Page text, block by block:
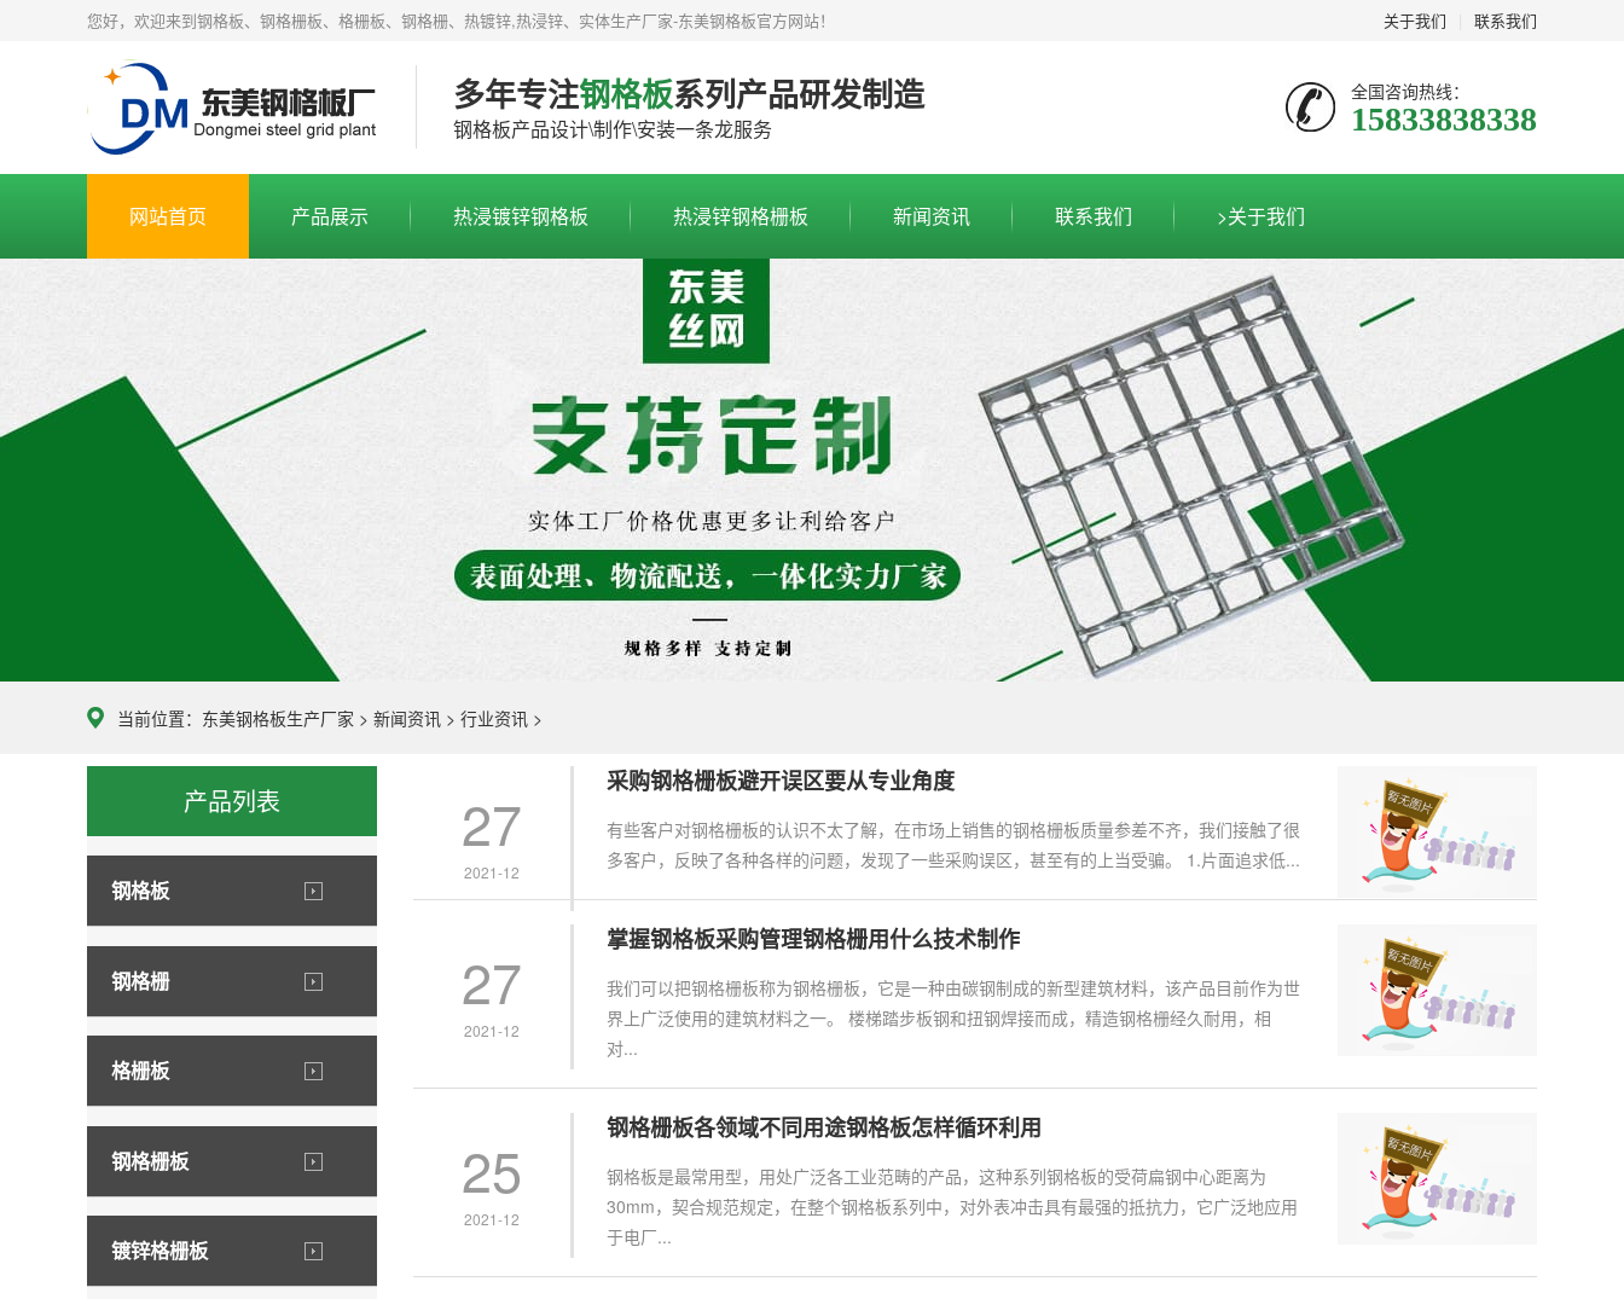
关于我们 联系我们
您好，欢迎来到钢格板、钢格栅板、格栅板、钢格栅、热镀锌,热浸锌、实体生产厂家-东美钢格板官方网站！
多年专注钢格板系列产品研发制造
钢格板产品设计\制作\安装一条龙服务
全国咨询热线：
15833838338
网站首页 产品展示 热浸镀锌钢格板 热浸锌钢格栅板 新闻资讯 联系我们 >关于我们
当前位置： 东美钢格板生产厂家 > 新闻资讯 > 行业资讯 >
产品列表
钢格板
钢格栅
格栅板
钢格栅板
镀锌格栅板
27
2021-12
采购钢格栅板避开误区要从专业角度
有些客户对钢格栅板的认识不太了解，在市场上销售的钢格栅板质量参差不齐，我们接触了很
多客户，反映了各种各样的问题，发现了一些采购误区，甚至有的上当受骗。 1.片面追求低...
27
2021-12
掌握钢格板采购管理钢格栅用什么技术制作
我们可以把钢格栅板称为钢格栅板，它是一种由碳钢制成的新型建筑材料，该产品目前作为世
界上广泛使用的建筑材料之一。 楼梯踏步板钢和扭钢焊接而成，精造钢格栅经久耐用，相
对...
25
2021-12
钢格栅板各领域不同用途钢格板怎样循环利用
钢格板是最常用型，用处广泛各工业范畴的产品，这种系列钢格板的受荷扁钢中心距离为
30mm，契合规范规定，在整个钢格板系列中，对外表冲击具有最强的抵抗力，它广泛地应用
于电厂...